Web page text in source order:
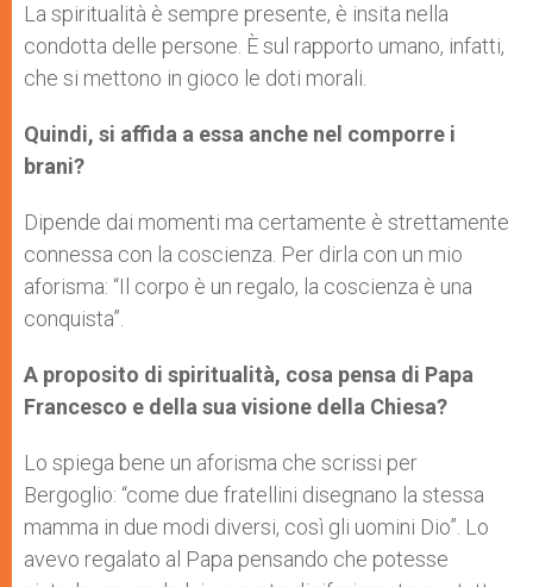
La spiritualità è sempre presente, è insita nella
condotta delle persone. È sul rapporto umano, infatti,
che si mettono in gioco le doti morali.
Quindi, si affida a essa anche nel comporre i
brani?
Dipende dai momenti ma certamente è strettamente
connessa con la coscienza. Per dirla con un mio
aforisma: “Il corpo è un regalo, la coscienza è una
conquista”.
A proposito di spiritualità, cosa pensa di Papa
Francesco e della sua visione della Chiesa?
Lo spiega bene un aforisma che scrissi per
Bergoglio: “come due fratellini disegnano la stessa
mamma in due modi diversi, così gli uomini Dio”. Lo
avevo regalato al Papa pensando che potesse